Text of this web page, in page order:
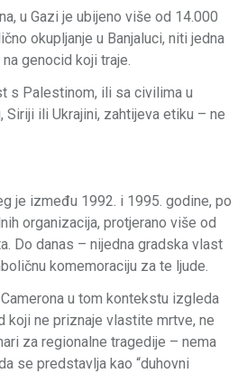
u Gazi je ubijeno više od 14.000
okupljanje u Banjaluci, niti jedna
genocid koji traje.
s Palestinom, ili sa civilima u
Siriji ili Ukrajini, zahtijeva etiku – ne
je između 1992. i 1995. godine, po
organizacija, protjerano više od
Do danas – nijedna gradska vlast
komemoraciju za te ljude.
u tom kontekstu izgleda
koji ne priznaje vlastite mrtve, ne
za regionalne tragedije – nema
se predstavlja kao “duhovni